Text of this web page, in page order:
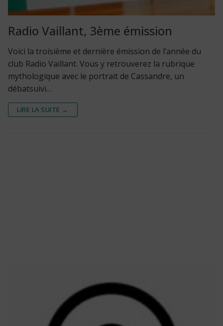
Radio Vaillant, 3ème émission
Voici la troisième et dernière émission de l’année du
club Radio Vaillant. Vous y retrouverez la rubrique
mythologique avec le portrait de Cassandre, un
débatsuivi…
LIRE LA SUITE →